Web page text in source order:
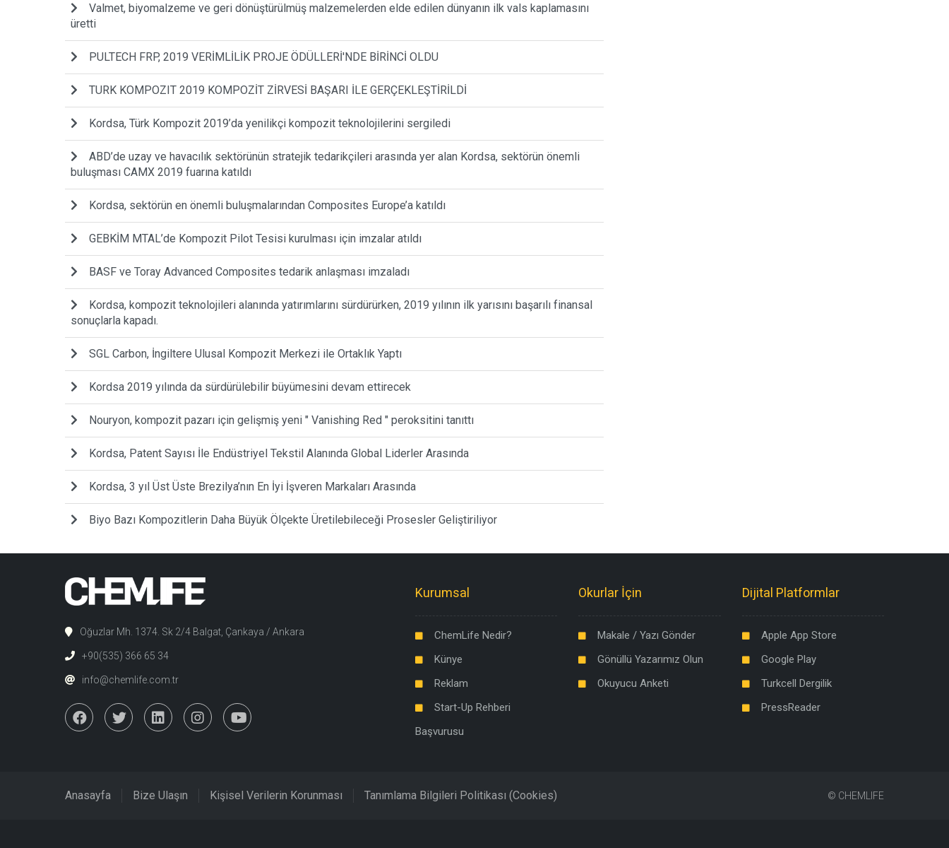
Valmet, biyomalzeme ve geri dönüştürülmüş malzemelerden elde edilen dünyanın ilk vals kaplamasını
üretti
PULTECH FRP, 2019 VERİMLİLİK PROJE ÖDÜLLERİ'NDE BİRİNCİ OLDU
TURK KOMPOZIT 2019 KOMPOZİT ZİRVESİ BAŞARI İLE GERÇEKLEŞTİRİLDİ
Kordsa, Türk Kompozit 2019’da yenilikçi kompozit teknolojilerini sergiledi
ABD’de uzay ve havacılık sektörünün stratejik tedarikçileri arasında yer alan Kordsa, sektörün önemli
buluşması CAMX 2019 fuarına katıldı
Kordsa, sektörün en önemli buluşmalarından Composites Europe’a katıldı
GEBKİM MTAL’de Kompozit Pilot Tesisi kurulması için imzalar atıldı
BASF ve Toray Advanced Composites tedarik anlaşması imzaladı
Kordsa, kompozit teknolojileri alanında yatırımlarını sürdürürken, 2019 yılının ilk yarısını başarılı finansal
sonuçlarla kapadı.
SGL Carbon, İngiltere Ulusal Kompozit Merkezi ile Ortaklık Yaptı
Kordsa 2019 yılında da sürdürülebilir büyümesini devam ettirecek
Nouryon, kompozit pazarı için gelişmiş yeni " Vanishing Red " peroksitini tanıttı
Kordsa, Patent Sayısı İle Endüstriyel Tekstil Alanında Global Liderler Arasında
Kordsa, 3 yıl Üst Üste Brezilya’nın En İyi İşveren Markaları Arasında
Biyo Bazı Kompozitlerin Daha Büyük Ölçekte Üretilebileceği Prosesler Geliştiriliyor
Oğuzlar Mh. 1374. Sk 2/4 Balgat, Çankaya / Ankara
+90(535) 366 65 34
info@chemlife.com.tr
Kurumsal
ChemLife Nedir?
Künye
Reklam
Start-Up Rehberi
Başvurusu
Okurlar İçin
Makale / Yazı Gönder
Gönüllü Yazarımız Olun
Okuyucu Anketi
Dijital Platformlar
Apple App Store
Google Play
Turkcell Dergilik
PressReader
Anasayfa Bize Ulaşın Kişisel Verilerin Korunması Tanımlama Bilgileri Politikası (Cookies) © CHEMLIFE